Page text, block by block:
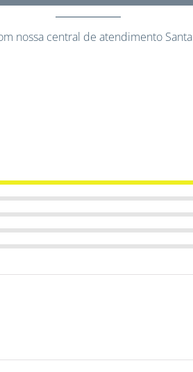
nossa central de atendimento